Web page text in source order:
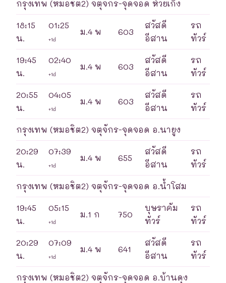
กรุงเทพ (หมอชิต2) จตุจักร-จุดจอด ห้วยเกิ้ง
18:15
น.
01:25
+1d
ม.4 พ 603
สวัสดี
อีสาน
รถ
ทัวร์
19:45
น.
02:40
+1d
ม.4 พ 603
สวัสดี
อีสาน
รถ
ทัวร์
20:55
น.
04:05
+1d
ม.4 พ 603
สวัสดี
อีสาน
รถ
ทัวร์
กรุงเทพ (หมอชิต2) จตุจักร-จุดจอด อ.นายูง
20:29
น.
07:39
+1d
ม.4 พ 655
สวัสดี
อีสาน
รถ
ทัวร์
กรุงเทพ (หมอชิต2) จตุจักร-จุดจอด อ.น้ำโสม
19:45
น.
05:15
+1d
ม.1 ก 750
บุษราคัม
ทัวร์
รถ
ทัวร์
20:29
น.
07:09
+1d
ม.4 พ 641
สวัสดี
อีสาน
รถ
ทัวร์
กรุงเทพ (หมอชิต2) จตุจักร-จุดจอด อ.บ้านดุง